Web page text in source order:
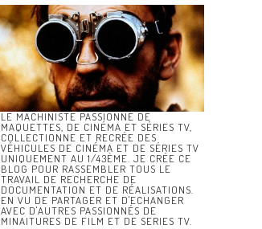
LE MACHINISTE PASSIONNÉ DE
MAQUETTES, DE CINÉMA ET SÉRIES TV,
COLLECTIONNE ET RECRÉE DES
VÉHICULES DE CINÉMA ET DE SÉRIES TV
UNIQUEMENT AU 1/43ÈME. JE CRÉE CE
BLOG POUR RASSEMBLER TOUS LE
TRAVAIL DE RECHERCHE DE
DOCUMENTATION ET DE RÉALISATIONS.
EN VU DE PARTAGER ET D'ECHANGER
AVEC D'AUTRES PASSIONNÉS DE
MINAITURES DE FILM ET DE SERIES TV.